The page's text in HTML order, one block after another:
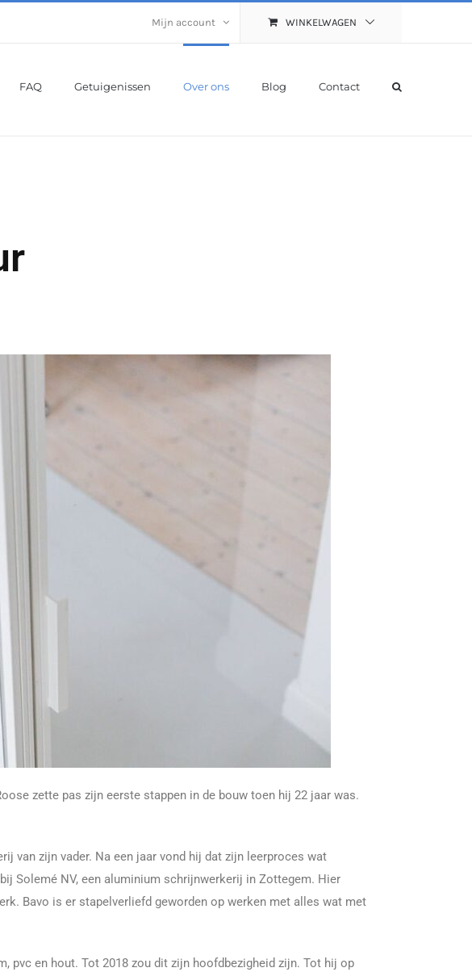
Mijn account WINKELWAGEN
FAQ Getuigenissen Over ons Blog Contact
zette pas zijn eerste stappen in de bouw toen hij 22 jaar was.
van zijn vader. Na een jaar vond hij dat zijn leerproces wat
Solemé NV, een aluminium schrijnwerkerij in Zottegem. Hier
Bavo is er stapelverliefd geworden op werken met alles wat met
pvc en hout. Tot 2018 zou dit zijn hoofdbezigheid zijn. Tot hij op